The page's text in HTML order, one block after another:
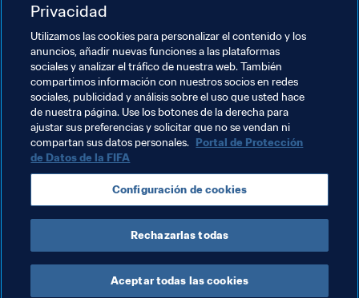
Derechos humanos y lucha
contra la discriminación
Salud y atención médica
Iniciativas educativas
TÉRMINOS DE SERVICIO
PORTAL DE PROTECCIÓN DE DATOS DE LA FIFA
DESCÁRGALO
CONFIGURACIÓN DE COOKIES
Copyright © 1994 - 2025 FIFA. Reservados todos los derechos.
Privacidad
Utilizamos las cookies para personalizar el contenido y los
anuncios, añadir nuevas funciones a las plataformas
sociales y analizar el tráfico de nuestra web. También
compartimos información con nuestros socios en redes
sociales, publicidad y análisis sobre el uso que usted hace
de nuestra página. Use los botones de la derecha para
ajustar sus preferencias y solicitar que no se vendan ni
compartan sus datos personales. Portal de Protección
de Datos de la FIFA
Configuración de cookies
Rechazarlas todas
Aceptar todas las cookies